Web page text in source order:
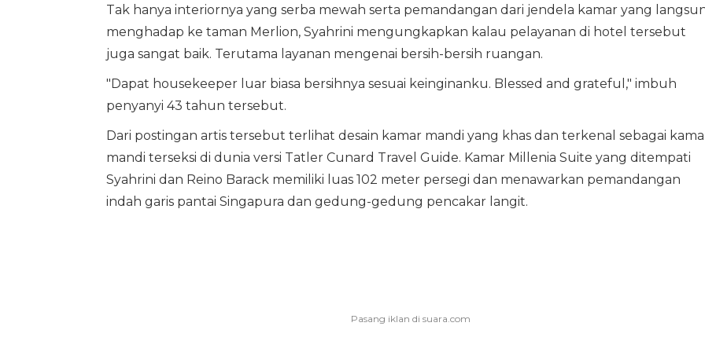
Tak hanya interiornya yang serba mewah serta pemandangan dari jendela kamar yang
menghadap ke taman Merlion, Syahrini mengungkapkan kalau pelayanan di hotel tersebut
juga sangat baik. Terutama layanan mengenai bersih-bersih ruangan.
"Dapat housekeeper luar biasa bersihnya sesuai keinginanku. Blessed and grateful," imbuh
penyanyi 43 tahun tersebut.
Dari postingan artis tersebut terlihat desain kamar mandi yang khas dan terkenal sebagai
mandi terseksi di dunia versi Tatler Cunard Travel Guide. Kamar Millenia Suite yang ditempati
Syahrini dan Reino Barack memiliki luas 102 meter persegi dan menawarkan pemandangan
indah garis pantai Singapura dan gedung-gedung pencakar langit.